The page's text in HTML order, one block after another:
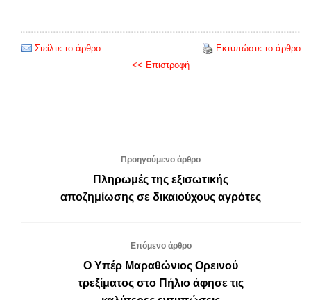
Στείλτε το άρθρο
Εκτυπώστε το άρθρο
<< Επιστροφή
Προηγούμενο άρθρο
Πληρωμές της εξισωτικής
αποζημίωσης σε δικαιούχους αγρότες
Επόμενο άρθρο
Ο Υπέρ Μαραθώνιος Ορεινού
τρεξίματος στο Πήλιο άφησε τις